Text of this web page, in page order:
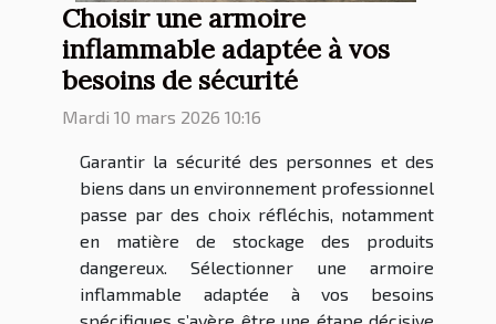
Choisir une armoire
inflammable adaptée à vos
besoins de sécurité
Mardi 10 mars 2026 10:16
Garantir la sécurité des personnes et des
biens dans un environnement professionnel
passe par des choix réfléchis, notamment
en matière de stockage des produits
dangereux. Sélectionner une armoire
inflammable adaptée à vos besoins
spécifiques s’avère être une étape décisive